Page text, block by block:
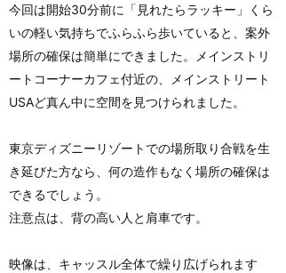
今回は開始30分前に「見れたらラッキー」くら
いの軽い気持ちでふらふら歩いていると、案外
場所の確保は簡単にできました。メインストリ
ートコーナーカフェ付近の、メインストリート
USAど真ん中に空間を見つけられました。
東京ディズニーリゾートでの場所取り合戦を生
き延びた方なら、何の造作もなく場所の確保は
できるでしょう。
注意点は、背の高い人と肩車です。
映像は、キャッスル全体で繰り広げられます